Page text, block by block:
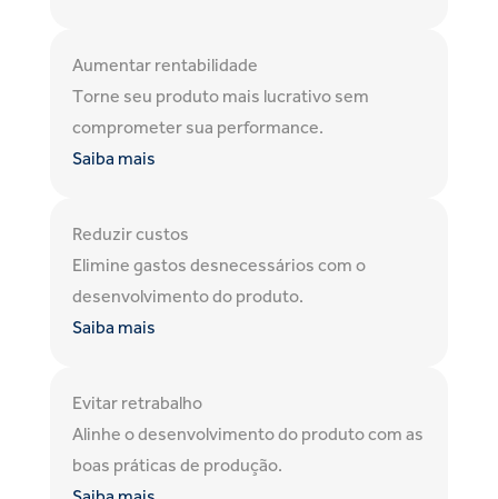
Aumentar rentabilidade
Torne seu produto mais lucrativo sem
comprometer sua performance.
Saiba mais
Reduzir custos
Elimine gastos desnecessários com o
desenvolvimento do produto.
Saiba mais
Evitar retrabalho
Alinhe o desenvolvimento do produto com as
boas práticas de produção.